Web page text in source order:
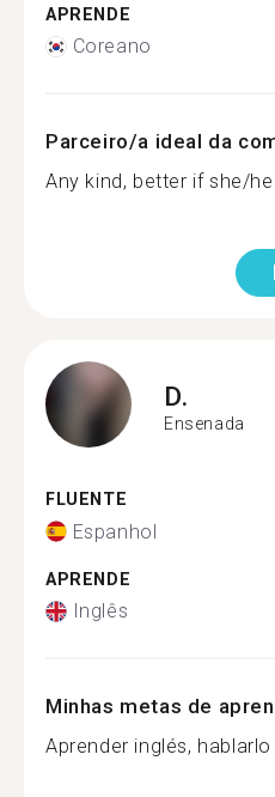
APRENDE
Coreano
Parceiro/a ideal da
Any kind, better if she/
D.
Ensenada
FLUENTE
Espanhol
APRENDE
Inglês
Minhas metas de
Aprender inglés,